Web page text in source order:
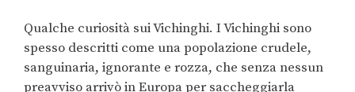
Qualche curiosità sui Vichinghi. I Vichinghi sono
spesso descritti come una popolazione crudele,
sanguinaria, ignorante e rozza, che senza nessun
preavviso arrivò in Europa per saccheggiarla